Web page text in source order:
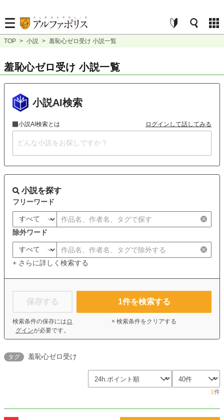
TOP > 小説 > 羞恥心ゼロ受け 小説一覧
羞恥心ゼロ受け 小説一覧
小説AI検索
小説AI検索とは ログインして話してみる
小説を探す
フリーワード
除外ワード
+ さらに詳しく検索する
保存する
検索条件の保存には ロ
グインが必要です。
1件を検索する
× 検索条件をクリアする
タグ 羞恥心ゼロ受け
1件